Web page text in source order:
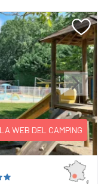
Next
WEB DEL CAMPING